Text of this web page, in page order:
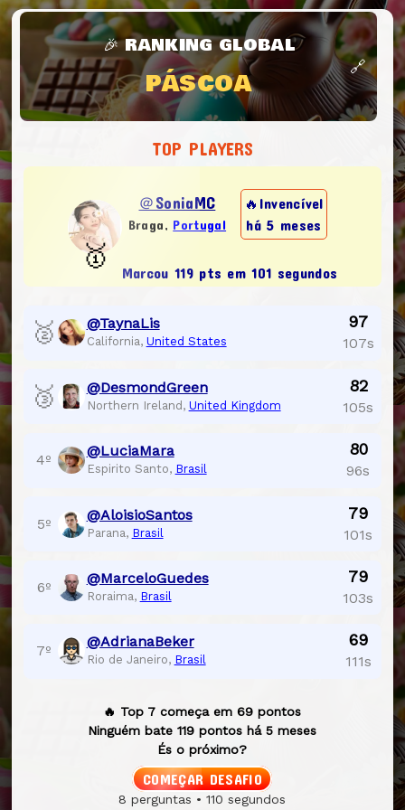
🎉RANKING GLOBAL
PÁSCOA 🔗
TOP PLAYERS
🥇
＠SoniaMC
Braga, Portugal
🔥Invencível
há 5 meses
Marcou 119 pts em 101 segundos
🥈 @TaynaLis
California, United States
97
107s
🥉 @DesmondGreen
Northern Ireland, United Kingdom
82
105s
4º
@LuciaMara
Espirito Santo, Brasil
80
96s
5º
@AloisioSantos
Parana, Brasil
79
101s
6º
@MarceloGuedes
Roraima, Brasil
79
103s
7º
@AdrianaBeker
Rio de Janeiro, Brasil
69
111s
🔥 Top 7 começa em 69 pontos
Ninguém bate 119 pontos há 5 meses
És o próximo?
COMEÇAR DESAFIO
8 perguntas • 110 segundos